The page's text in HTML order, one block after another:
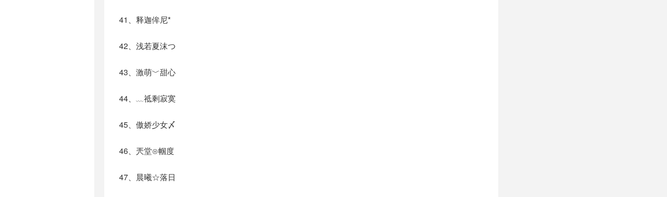
41、释迦侔尼*
42、浅若夏沫つ
43、激萌﹀甜心
44、﹏祗剩寂寞ゞ
45、傲娇少女〆
46、兲堂⊙帼度
47、晨曦☆落日